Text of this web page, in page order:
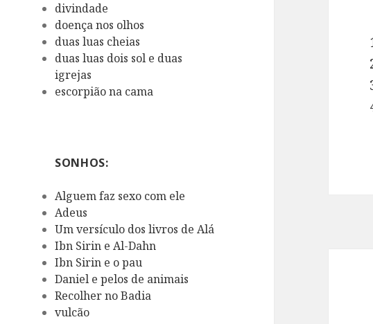
divindade
doença nos olhos
duas luas cheias
duas luas dois sol e duas
igrejas
escorpião na cama
SONHOS:
Alguem faz sexo com ele
Adeus
Um versículo dos livros de Alá
Ibn Sirin e Al-Dahn
Ibn Sirin e o pau
Daniel e pelos de animais
Recolher no Badia
vulcão